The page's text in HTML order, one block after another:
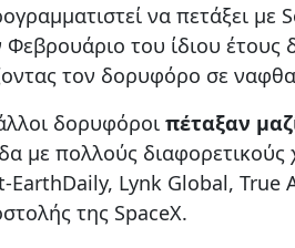
να πετάξει
του ίδιου έτους
τον δορυφόρο σε
δορυφόροι πέταξαν
με πολλούς
EarthDaily, Lynk Global,
της SpaceX.